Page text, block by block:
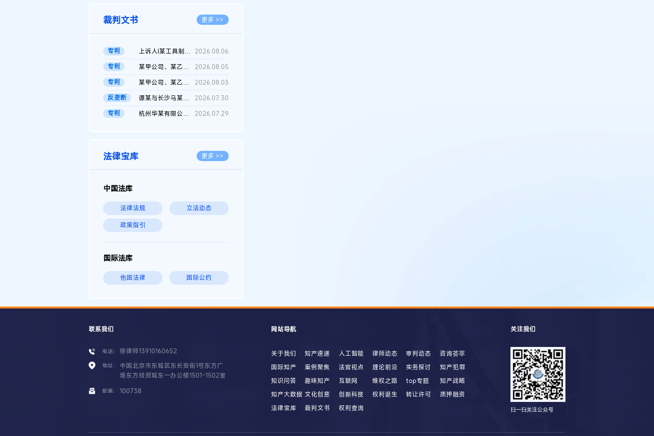
裁判文书 更多 >>
专利 上诉人I某工具制品有限公司与被上诉人程某及一审被告中华人民共和...
2026.08.06
专利
某甲公司、某乙公司、某丙公司申请诉前行为保全复议裁定书
2026.08.05
专利
某甲公司、某乙公司、官某与某丙公司专利申请权权属纠纷 二审判决...
2026.08.03
反垄断
谭某与长沙马某堆农产品股份有限公司滥用市场支配地位纠纷二审裁...
2026.07.30
专利
杭州华某有限公司与菲某有限公司侵害发明专利权纠纷 2026.07.29
法律宝库 更多 >>
中国法库
法律法规 立法动态
政策指引
国际法库
他国法律 国际公约
联系我们
电话： 徐律师13910160652
地址：
中国北京市东城区东长安街1号东方广
场东方经贸城东一办公楼1501-1502室
邮编： 100738
网站导航
关于我们 知产速递 人工智能 律师动态 审判动态
咨询荟萃
国际知产
案例聚焦 法官视点 理论前沿 实务探讨
知产犯罪
知识问答
趣味知产 互联网 维权之路 top专题
知产战略
知产大数据 文化创意 创新科技 权利诞生 转让许可
质押融资
法律宝库
裁判文书 权利查询
关注我们
扫一扫关注公众号